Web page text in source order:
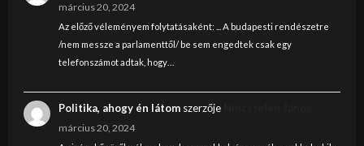
március 20, 2024
Az előző véleményem folytatásaként: ... A budapesti rendészetre
/nem messze a parlamenttől/ be sem engedtek csak egy
telefonszámot adtak, hogy…
Politika, ahogy én látomszerzője
március 20, 2024